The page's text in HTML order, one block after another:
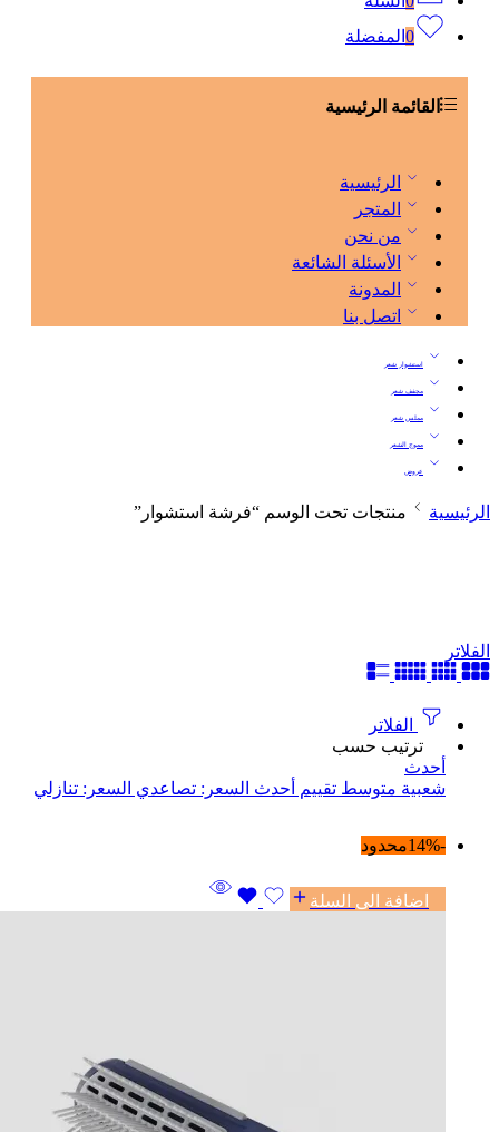
0 المفضلة
القائمة الرئيسية
الرئيسية
المتجر
من نحن
الأسئلة الشائعة
المدونة
اتصل بنا
استشوار شعر
مجفف شعر
مملس شعر
مموج الشعر
عروض
الرئيسية منتجات تحت الوسم “فرشة استشوار”
الفلاتر
الفلاتر
ترتيب حسب
أحدث
شعبية متوسط ​​تقييم أحدث السعر: تصاعدي السعر: تنازلي
-14% محدود
اضافة الى السلة